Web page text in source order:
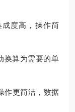
度高，操作简
换算为需要的单
作更简洁，数据